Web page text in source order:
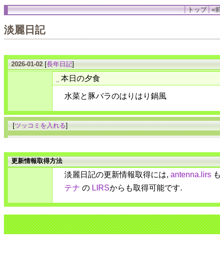
トップ «
淡麗日記
2026-01-02 [長年日記]
本日の夕食
水菜と豚バラのはりはり鍋風
[ツッコミを入れる]
更新情報取得方法
淡麗日記の更新情報取得には, antenna.lirs
テナ の LIRSからも取得可能です.